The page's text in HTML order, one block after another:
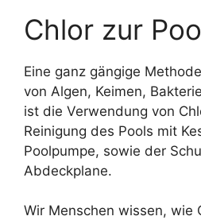
Chlor zur
Eine ganz gängige
von Algen, Keimen,
ist die Verwendung von
Reinigung des Pools mit
Poolpumpe, sowie der
Abdeckplane.
Wir Menschen wissen, wie